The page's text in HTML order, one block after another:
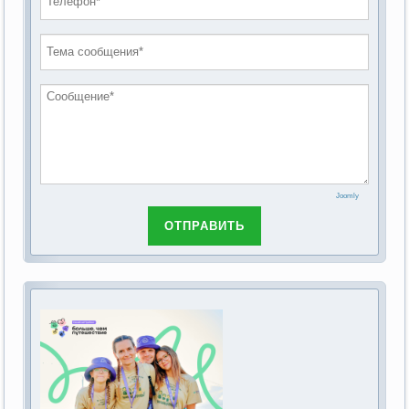
обсуждению Федерального закона Российской
основах социального обслуживания граждан в
2019 год
2018 год
Joomly
ОТПРАВИТЬ